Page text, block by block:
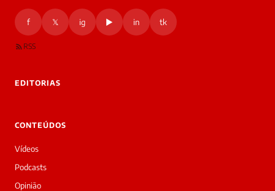
f 𝕏 ig ▶ in tk
RSS
EDITORIAS
CONTEÚDOS
Vídeos
Podcasts
Opinião